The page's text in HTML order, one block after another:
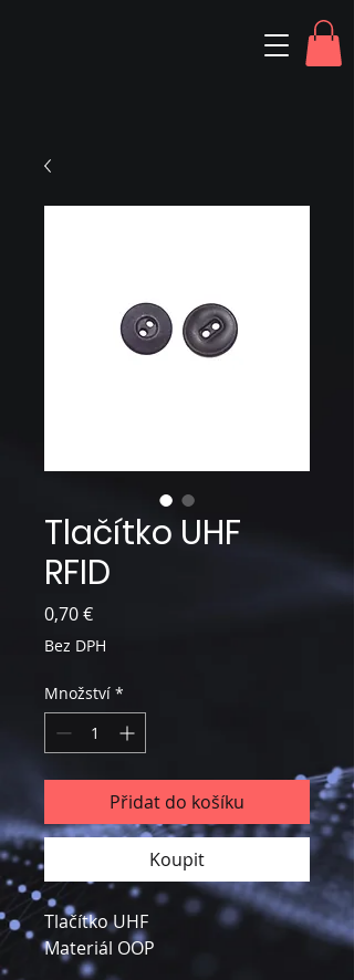
Tlačítko UHF
RFID
0,70 €Cena
Bez DPH
Množství *
Přidat do košíku
Koupit
Tlačítko UHF
Materiál OOP